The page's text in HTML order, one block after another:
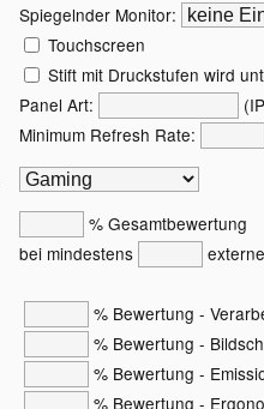
Spiegelnder Monitor:
Touchscreen
Stift mit Druckstufen wird
Panel Art:
Minimum Refresh Rate:
% Gesamtbewertung
bei mindestens
% Bewertung -
% Bewertung -
% Bewertung -
% Bewertung -